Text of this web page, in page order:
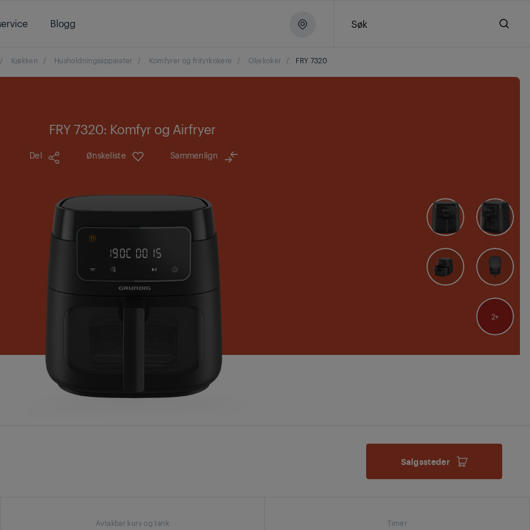
Blogg Søk
/ Kjøkken / Husholdningsapparater / Komfyrer og frityrkokere / Oljekoker / FRY 7320
FRY 7320: Komfyr og Airfryer
Del Ønskeliste Sammenlign
2
Salgssteder
Avtakbar kurv og tank Timer